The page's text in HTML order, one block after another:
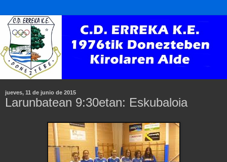
jueves, 11 de junio de 2015
Larunbatean 9:30etan: Eskubaloia